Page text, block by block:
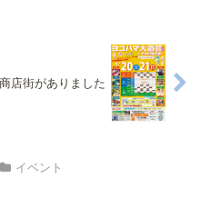
店街がありました
イベント